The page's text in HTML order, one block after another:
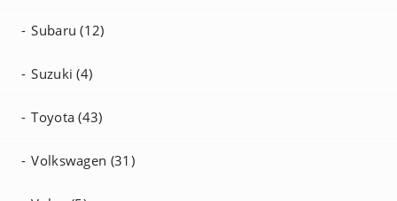
Subaru (12)
Suzuki (4)
Toyota (43)
Volkswagen (31)